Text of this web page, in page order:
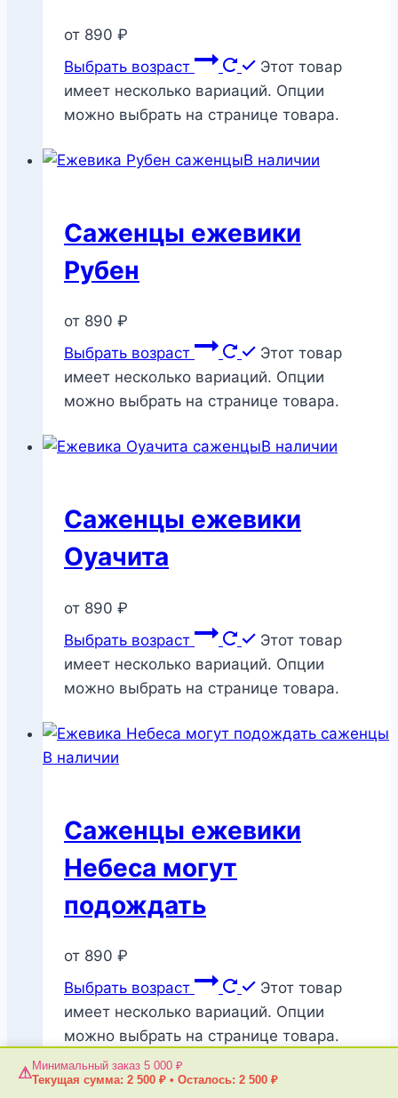
от 890 ₽
Выбрать возраст
Этот товар
имеет несколько вариаций. Опции
можно выбрать на странице товара.
В наличии
Саженцы ежевики
Рубен
от 890 ₽
Выбрать возраст
Этот товар
имеет несколько вариаций. Опции
можно выбрать на странице товара.
В наличии
Саженцы ежевики
Оуачита
от 890 ₽
Выбрать возраст
Этот товар
имеет несколько вариаций. Опции
можно выбрать на странице товара.
В наличии
Саженцы ежевики
Небеса могут
подождать
от 890 ₽
Выбрать возраст
Этот товар
имеет несколько вариаций. Опции
можно выбрать на странице товара.
В наличии
⚠Минимальный заказ 5 000 ₽
Текущая сумма: 2 500 ₽ • Осталось: 2 500 ₽